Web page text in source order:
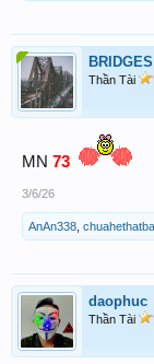
BRIDGES
Thần Tài
MN 73
3/6/26
AnAn338
daophuc
Thần Tài